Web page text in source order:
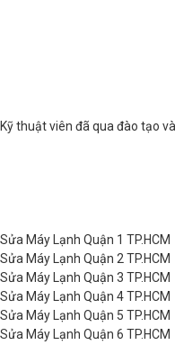
Kỹ thuật viên đã qua đào tạo
Sửa Máy Lạnh Quận 1 TP.HCM
Sửa Máy Lạnh Quận 2 TP.HCM
Sửa Máy Lạnh Quận 3 TP.HCM
Sửa Máy Lạnh Quận 4 TP.HCM
Sửa Máy Lạnh Quận 5 TP.HCM
Sửa Máy Lạnh Quận 6 TP.HCM